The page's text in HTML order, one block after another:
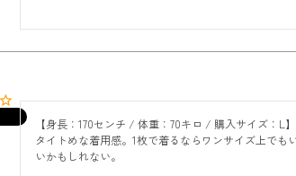
【身長：170センチ / 体重：70キロ / 購入サイズ：L】
タイトめな着用感。1枚で着るならワンサイズ上でも
いかもしれない。